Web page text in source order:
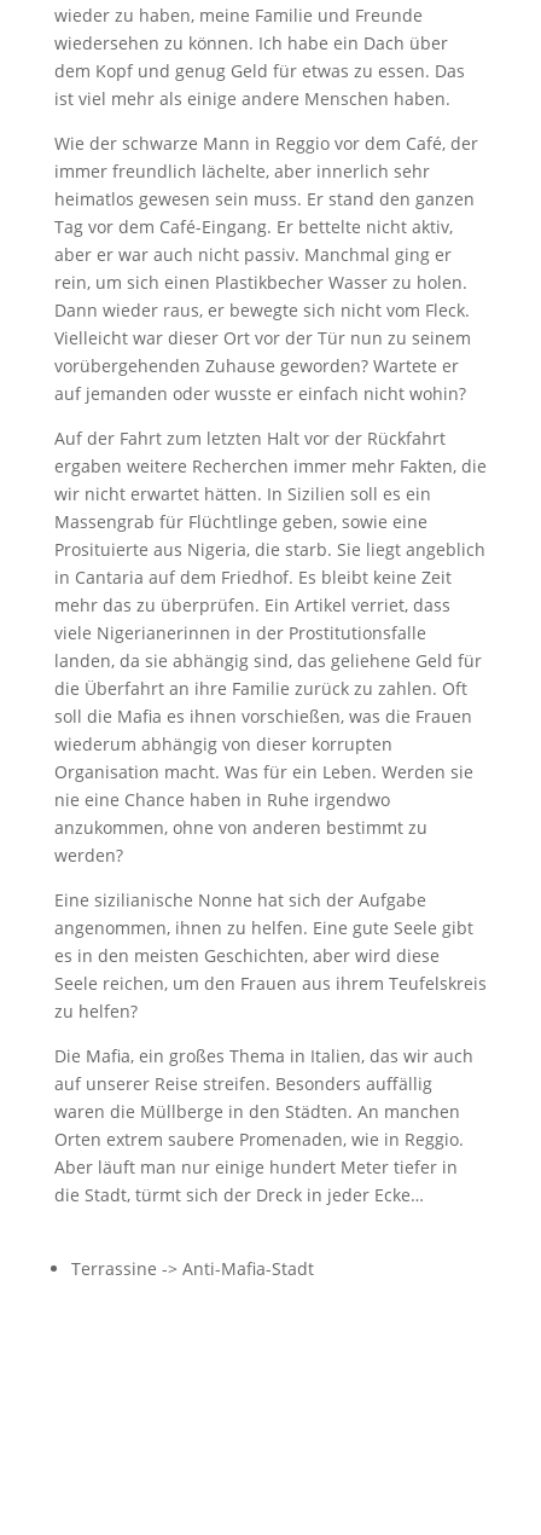
wieder zu haben, meine Familie und Freunde
wiedersehen zu können. Ich habe ein Dach über
dem Kopf und genug Geld für etwas zu essen. Das
ist viel mehr als einige andere Menschen haben.
Wie der schwarze Mann in Reggio vor dem Café, der
immer freundlich lächelte, aber innerlich sehr
heimatlos gewesen sein muss. Er stand den ganzen
Tag vor dem Café-Eingang. Er bettelte nicht aktiv,
aber er war auch nicht passiv. Manchmal ging er
rein, um sich einen Plastikbecher Wasser zu holen.
Dann wieder raus, er bewegte sich nicht vom Fleck.
Vielleicht war dieser Ort vor der Tür nun zu seinem
vorübergehenden Zuhause geworden? Wartete er
auf jemanden oder wusste er einfach nicht wohin?
Auf der Fahrt zum letzten Halt vor der Rückfahrt
ergaben weitere Recherchen immer mehr Fakten, die
wir nicht erwartet hätten. In Sizilien soll es ein
Massengrab für Flüchtlinge geben, sowie eine
Prosituierte aus Nigeria, die starb. Sie liegt angeblich
in Cantaria auf dem Friedhof. Es bleibt keine Zeit
mehr das zu überprüfen. Ein Artikel verriet, dass
viele Nigerianerinnen in der Prostitutionsfalle
landen, da sie abhängig sind, das geliehene Geld für
die Überfahrt an ihre Familie zurück zu zahlen. Oft
soll die Mafia es ihnen vorschießen, was die Frauen
wiederum abhängig von dieser korrupten
Organisation macht. Was für ein Leben. Werden sie
nie eine Chance haben in Ruhe irgendwo
anzukommen, ohne von anderen bestimmt zu
werden?
Eine sizilianische Nonne hat sich der Aufgabe
angenommen, ihnen zu helfen. Eine gute Seele gibt
es in den meisten Geschichten, aber wird diese
Seele reichen, um den Frauen aus ihrem Teufelskreis
zu helfen?
Die Mafia, ein großes Thema in Italien, das wir auch
auf unserer Reise streifen. Besonders auffällig
waren die Müllberge in den Städten. An manchen
Orten extrem saubere Promenaden, wie in Reggio.
Aber läuft man nur einige hundert Meter tiefer in
die Stadt, türmt sich der Dreck in jeder Ecke…
Terrassine -> Anti-Mafia-Stadt